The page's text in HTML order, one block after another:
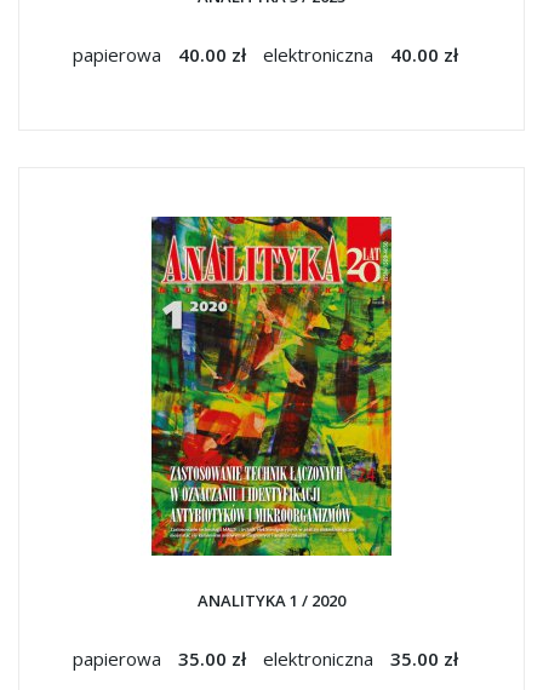
papierowa 40.00 zł elektroniczna 40.00 zł
ANALITYKA 1 / 2020
papierowa 35.00 zł elektroniczna 35.00 zł